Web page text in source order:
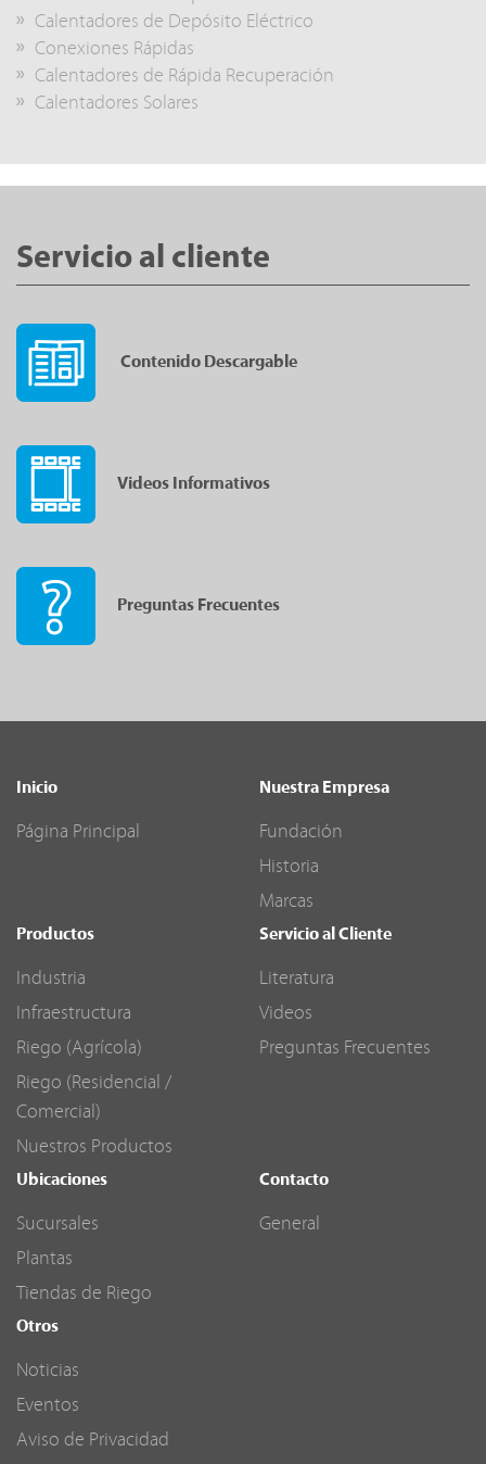
Calentadores de Depósito Eléctrico
Conexiones Rápidas
Calentadores de Rápida Recuperación
Calentadores Solares
Servicio al cliente
Contenido Descargable
Videos Informativos
Preguntas Frecuentes
Inicio
Página Principal
Nuestra Empresa
Fundación
Historia
Marcas
Productos
Industria
Infraestructura
Riego (Agrícola)
Riego (Residencial /
Comercial)
Nuestros Productos
Servicio al Cliente
Literatura
Videos
Preguntas Frecuentes
Ubicaciones
Sucursales
Plantas
Tiendas de Riego
Contacto
General
Otros
Noticias
Eventos
Aviso de Privacidad